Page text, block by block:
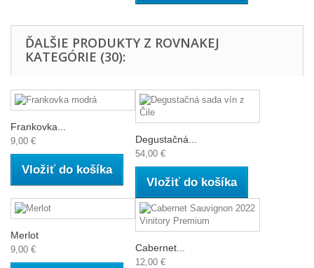
ĎALŠIE PRODUKTY Z ROVNAKEJ
KATEGÓRIE (30):
Frankovka...
9,00 €
Vložiť do košíka
Degustačná...
54,00 €
Vložiť do košíka
Merlot
9,00 € Cabernet...
12,00 €